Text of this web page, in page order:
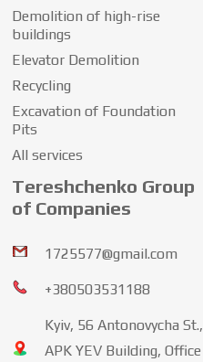
Demolition of high-rise
buildings
Elevator Demolition
Recycling
Excavation of Foundation
Pits
All services
Tereshchenko Group
of Companies
1725577@gmail.com
+380503531188
Kyiv, 56 Antonovycha St.,
APK YEV Building, Office